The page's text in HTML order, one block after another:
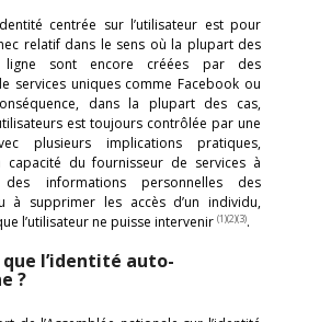
centrée sur l’utilisateur est pour
relatif dans le sens où la plupart des
ligne sont encore créées par des
services uniques comme Facebook ou
dans la plupart des cas,
est toujours contrôlée par une
plusieurs implications pratiques,
capacité du fournisseur de services à
informations personnelles des
à supprimer les accès d’un individu,
l’utilisateur ne puisse intervenir (1)(2)(3).
que l’identité auto-
?